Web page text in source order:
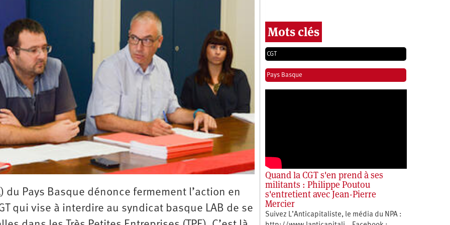
congrès
Congrès
fondation
du Pays Basque dénonce fermement l’action en
qui vise à interdire au syndicat basque LAB de se
Mots clés
CGT
Pays Basque
Quand la CGT s'en prend à ses
militants : Philippe Poutou
s'entretient avec Jean-Pierre
Mercier
Suivez L’Anticapitaliste, le média du NPA :